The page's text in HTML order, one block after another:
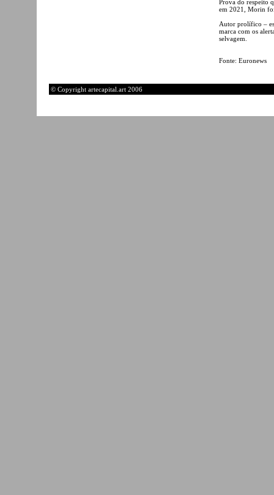
Prova do respeito
em 2021, Morin
Autor prolífico –
marca com os
selvagem.
Fonte: Euronews
© Copyright artecapital.art 2006